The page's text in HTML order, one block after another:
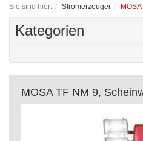
Sie sind hier: Stromerzeuger
Kategorien
MOSA TF NM 9,